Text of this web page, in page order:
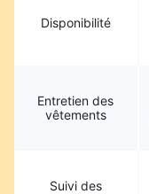
Disponibilité
Entretien des
vêtements
Suivi des